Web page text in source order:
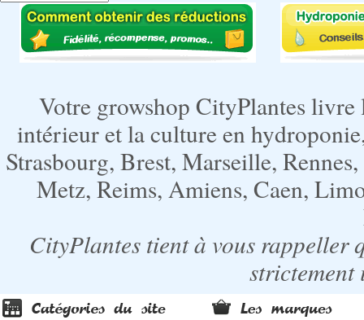
Votre growshop CityPlantes
intérieur et la culture en
Strasbourg, Brest, Marseille,
Metz, Reims, Amiens, Caen,
CityPlantes tient à vous rappeller
strictement